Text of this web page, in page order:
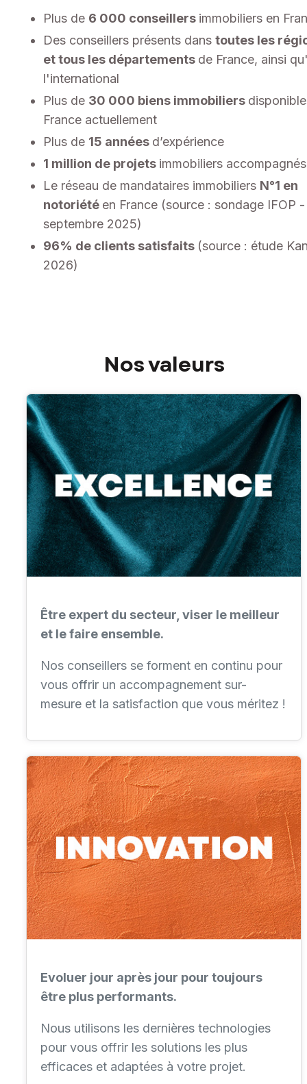
Plus de 6 000 conseillers immobiliers en
Des conseillers présents dans toutes les
et tous les départements de France, ainsi
l'international
Plus de 30 000 biens immobiliers
France actuellement
Plus de 15 années d’expérience
1 million de projets immobiliers accompagnés
Le réseau de mandataires immobiliers N°1 en
notoriété en France (source : sondage IFOP -
septembre 2025)
96% de clients satisfaits (source : étude
2026)
Nos valeurs
Être expert du secteur, viser le meilleur
et le faire ensemble.
Nos conseillers se forment en continu pour
vous offrir un accompagnement sur-
mesure et la satisfaction que vous méritez !
Evoluer jour après jour pour toujours
être plus performants.
Nous utilisons les dernières technologies
pour vous offrir les solutions les plus
efficaces et adaptées à votre projet.